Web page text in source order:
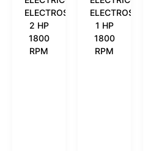
ELECTROSHOP
2 HP
1800
RPM
ELECTROSHOP
1 HP
1800
RPM